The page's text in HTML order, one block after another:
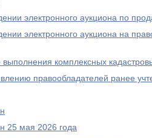
электронного аукциона по
электронного аукциона на
комплексных
правообладателей ранее
25 мая 2026 года